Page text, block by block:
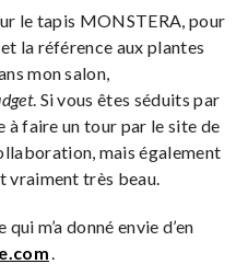
le tapis MONSTERA, pour
la référence aux plantes
mon salon,
. Si vous êtes séduits par
faire un tour par le site de
mais également
vraiment très beau.
m’a donné envie d’en